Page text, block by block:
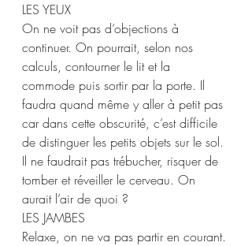
LES YEUX
On ne voit pas d’objections à
continuer. On pourrait, selon nos
calculs, contourner le lit et la
commode puis sortir par la porte. Il
faudra quand même y aller à petit pas
car dans cette obscurité, c’est difficile
de distinguer les petits objets sur le sol.
Il ne faudrait pas trébucher, risquer de
tomber et réveiller le cerveau. On
aurait l’air de quoi ?
LES JAMBES
Relaxe, on ne va pas partir en courant.